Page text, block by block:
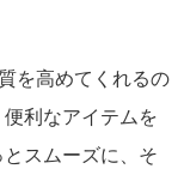
を高めてくれるの
利なアイテムを
とスムーズに、そ